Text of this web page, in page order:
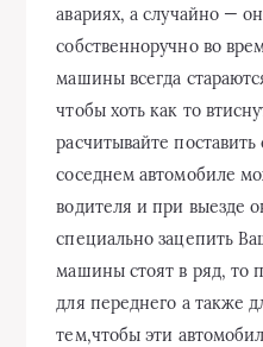
авариях, а случайно —
собственноручно во
машины всегда
чтобы хоть как то
расчитывайте
соседнем автомобиле
водителя и при выезде
специально зацепить
машины стоят в ряд, то
для переднего а также
тем,чтобы эти